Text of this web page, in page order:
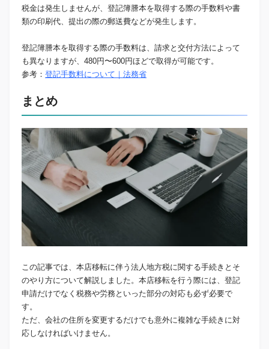
税金は発生しませんが、登記簿謄本を取得する際の手数料や書
類の印刷代、提出の際の郵送費などが発生します。
登記簿謄本を取得する際の手数料は、請求と交付方法によって
も異なりますが、480円〜600円ほどで取得が可能です。
参考： 登記手数料について｜法務省
まとめ
この記事では、本店移転に伴う法人地方税に関する手続きとそ
のやり方について解説しました。本店移転を行う際には、登記
申請だけでなく税務や労務といった部分の対応も必ず必要で
す。
ただ、会社の住所を変更するだけでも意外に複雑な手続きに対
応しなければいけません。